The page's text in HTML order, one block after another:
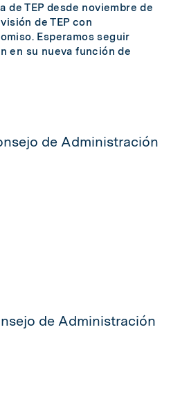
de TEP desde noviembre de
de TEP con
Esperamos seguir
en su nueva función de
de Administración
de Administración